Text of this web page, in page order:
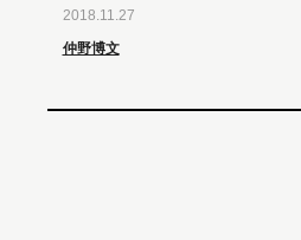
2018.11.27
仲野博文